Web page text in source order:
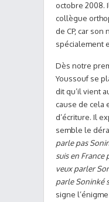
octobre 2008.
collègue
de CP, car son
spécialement
Dès notre
Youssouf se
dit qu’il vient
cause de cela
d’écriture. Il
semble le
parle pas
suis en France
veux parler
parle Soninké
signe